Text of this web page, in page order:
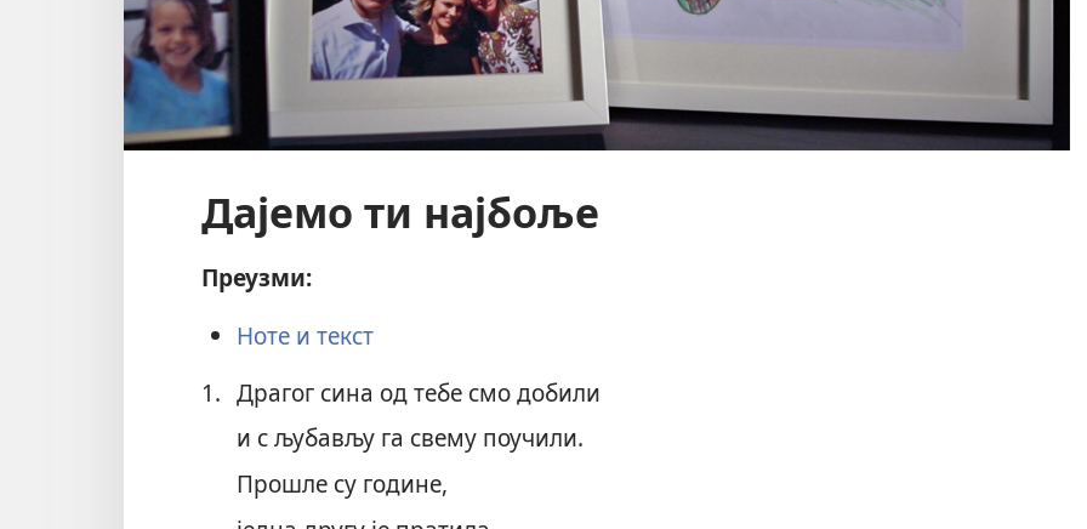
Дајемо ти најбоље
Преузми:
Ноте и текст
1. Драгог сина од тебе смо добили
и с љубављу га свему поучили.
Прошле су године,